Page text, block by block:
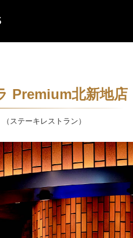
Premium北新地店
（ステーキレストラン）